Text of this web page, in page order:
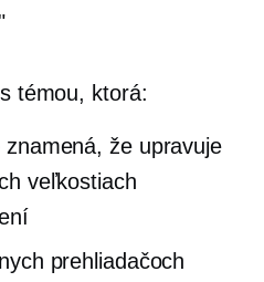
témou, ktorá:
že upravuje
veľkostiach
prehliadačoch